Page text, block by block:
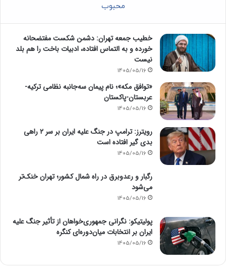
محبوب
خطیب جمعه تهران: دشمن شکست مفتضحانه
خورده و به التماس افتاده، ادبیات باخت را هم بلد
نیست
1405/05/16
«توافق مکه»؛ نام پیمان سه‌جانبه نظامی ترکیه-
عربستان-پاکستان
1405/05/16
رویترز: ترامپ در جنگ علیه ایران بر سر ۲ راهی
بدی گیر افتاده است
1405/05/16
رگبار و رعدوبرق در راه شمال کشور؛ تهران خنک‌تر
می‌شود
1405/05/16
پولیتیکو: نگرانی جمهوری‌خواهان از تأثیر جنگ علیه
ایران بر انتخابات میان‌دوره‌ای کنگره
1405/05/16